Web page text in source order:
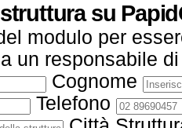
su
modulo per
un responsabile
Cognome
Telefono